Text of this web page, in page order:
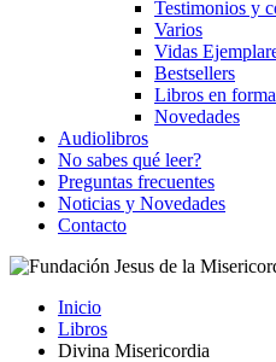
Testimonios y
Varios
Vidas
Bestsellers
Libros en
Novedades
Audiolibros
No sabes qué leer?
Preguntas frecuentes
Noticias y Novedades
Contacto
Inicio
Libros
Divina Misericordia